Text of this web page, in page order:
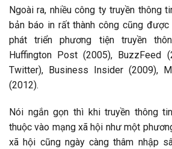
Ngoài ra, nhiều công ty truyền thông
bản báo in rất thành công cũng
phát triển phương tiện truyền
Huffington Post (2005), BuzzFeed
Twitter), Business Insider (2009),
(2012).
Nói ngắn gọn thì khi truyền thông
thuộc vào mạng xã hội như một
xã hội cũng ngày càng thâm nhập